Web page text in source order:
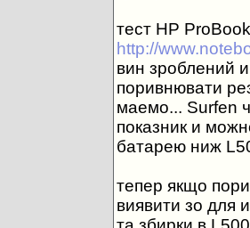
тест HP
http://
вин зроблений
поривнювати
маемо... Surfen
показник и
батарею ниж
тепер якщо
виявити зо для